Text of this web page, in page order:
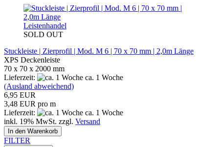
Leistenhandel
SOLD OUT
Stuckleiste | Zierprofil | Mod. M 6 | 70 x 70 mm | 2,0m Länge
XPS Deckenleiste
70 x 70 x 2000 mm
Lieferzeit:
ca. 1 Woche
(Ausland abweichend)
6,95 EUR
3,48 EUR pro m
Lieferzeit:
ca. 1 Woche
inkl. 19% MwSt. zzgl. Versand
In den Warenkorb
FILTER